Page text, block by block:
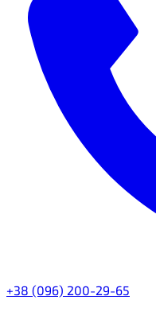
+38 (096) 200-29-65